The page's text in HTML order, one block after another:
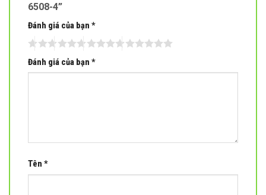
6508-4”
Đánh giá của bạn *
Đánh giá của bạn *
Tên *